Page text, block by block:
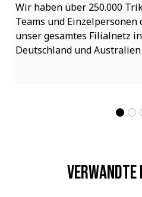
Wir haben über 250.000
Teams und Einzelpersonen
unser gesamtes Filialnetz in
Deutschland und